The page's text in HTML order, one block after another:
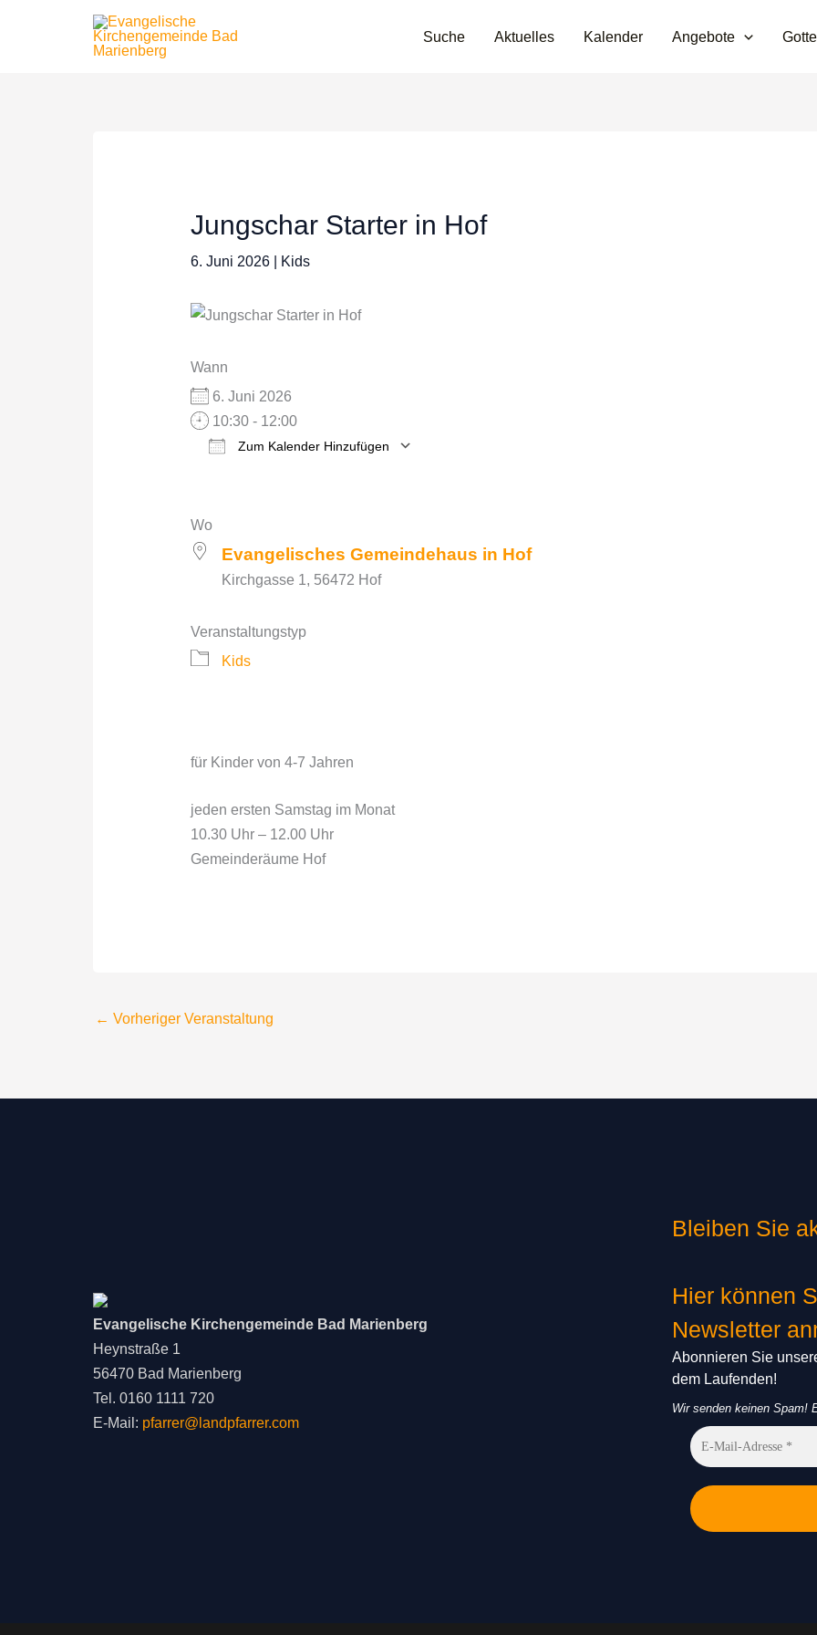
Suche Aktuelles Kalender Angebote
Jungschar Starter in Hof
6. Juni 2026 Kids
Wann
6. Juni 2026
10:30 - 12:00
Zum Kalender Hinzufügen
Wo
Evangelisches Gemeindehaus in Hof
Kirchgasse 1, 56472 Hof
Veranstaltungstyp
Kids
für Kinder von 4-7 Jahren
jeden ersten Samstag im Monat
10.30 Uhr – 12.00 Uhr
Gemeinderäume Hof
← Vorheriger Veranstaltung
Evangelische Kirchengemeinde Bad Marienberg
Heynstraße 1
56470 Bad Marienberg
Tel. 0160 1111 720
E-Mail: pfarrer@landpfarrer.com
Bleiben Sie
Hier können
Newsletter
Abonnieren Sie
dem Laufenden!
Wir senden keinen Spam!